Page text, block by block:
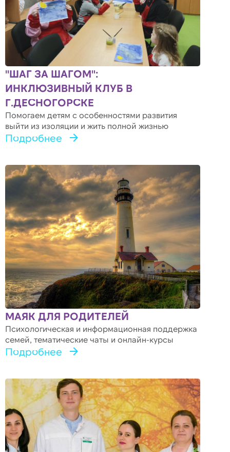
"ШАГ ЗА ШАГОМ":
ИНКЛЮЗИВНЫЙ КЛУБ В
Г.ДЕСНОГОРСКЕ
Помогаем детям с особенностями развития
выйти из изоляции и жить полной жизнью
Подробнее
МАЯК ДЛЯ РОДИТЕЛЕЙ
Психологическая и информационная поддержка
семей, тематические чаты и онлайн-курсы
Подробнее